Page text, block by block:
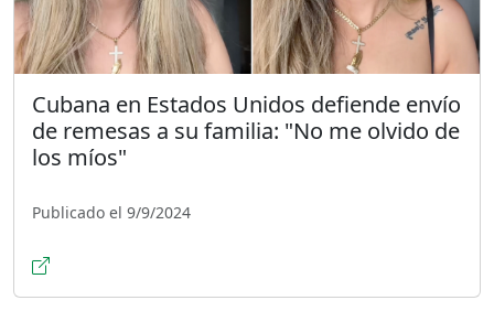
Cubana en Estados Unidos defiende envío
de remesas a su familia: "No me olvido de
los míos"
Publicado el 9/9/2024